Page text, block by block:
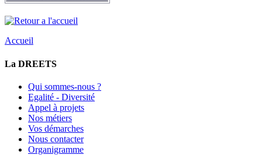
Accueil
La DREETS
Qui sommes-nous ?
Egalité - Diversité
Appel à projets
Nos métiers
Vos démarches
Nous contacter
Organigramme